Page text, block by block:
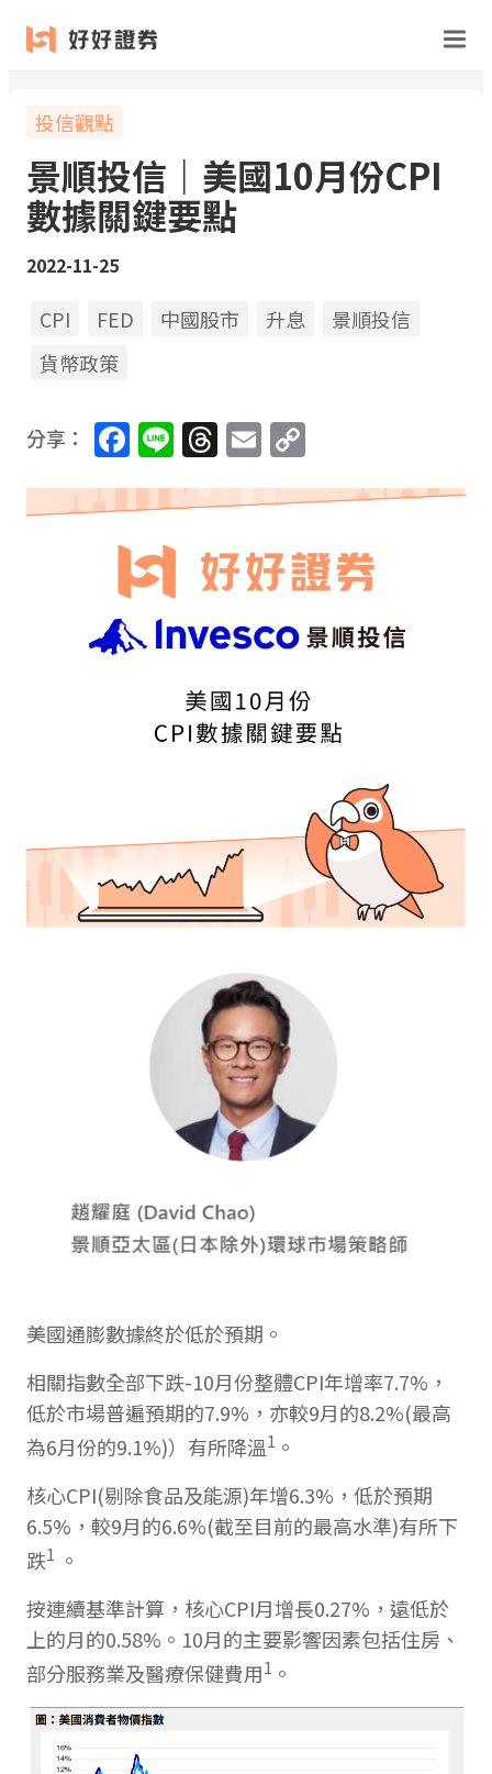
投信觀點
景順投信｜美國10月份CPI
數據關鍵要點
2022-11-25
CPI FED 中國股市 升息
景順投信
貨幣政策
分享： Facebook
LineThreads
Email
Link
美國通膨數據終於低於預期。
相關指數全部下跌-10月份整體CPI年增率7.7%，
低於市場普遍預期的7.9%，亦較9月的8.2%(最高
為6月份的9.1%)）有所降溫1 。
核心CPI(剔除食品及能源)年增6.3%，低於預期
6.5%，較9月的6.6%(截至目前的最高水準)有所下
跌1 。
按連續基準計算，核心CPI月增長0.27%，遠低於
上的月的0.58%。10月的主要影響因素包括住房、
部分服務業及醫療保健費用1 。